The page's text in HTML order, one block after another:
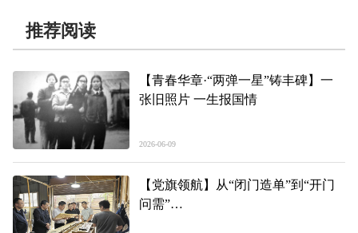
推荐阅读
【青春华章·“两弹一星”铸丰碑】一
张旧照片 一生报国情
2026-06-09
【党旗领航】从“闭门造单”到“开门
问需”